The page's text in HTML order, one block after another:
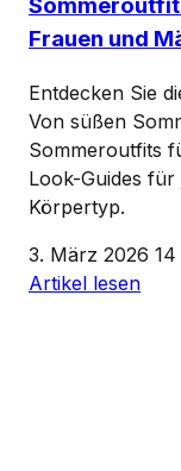
Frauen und
Entdecken Sie
Von süßen
Sommeroutfits
Look-Guides für
Körpertyp.
3. März 2026 14
Artikel lesen